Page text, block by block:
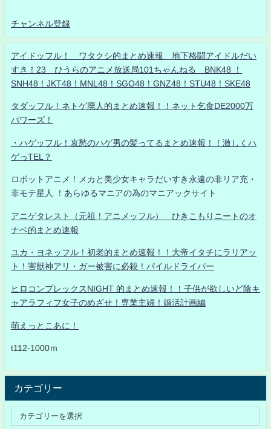
チャンネル登録
アイドッフル！ ワタクシ的まとめ速報 地下格闘アイドルだい
すき！23 ひうらのアニメ放送局101ちゃんねる BNK48 ！
SNH48！JKT48！MNL48！SGO48！GNZ48！STU48！SKE48
タダッフル！ネトゲ廃人的まとめ速報！！ネット乞食DE2000万
パワーズ！
・ハゲッフル！哀愁のハゲ男の髪ってるまとめ速報！！激しくハ
ゲっTEL？
ロボットアニメ！メカと美少女キャラだいすき永遠の非リア充・
非モテ星人 ！あらゆるマニアの為のマニアックサイト
アニゲタレスト（元祖！アニメッフル） ひきこもりニートのオ
ナベ的まとめ速報
ユカ・ヨネッフル！初老的まとめ速報！！大帝イタチにラリアッ
ト！害獣神アリ・ガー被害に必殺！パイルドライバー
ヒロコンプレックスNIGHT 的まとめ速報！！子供が欲しいど陰キ
ャアラフィフ女子のめざせ！専業主婦！婚活計画編
萌えっとこあに！
t112-1000ｍ
カテゴリー